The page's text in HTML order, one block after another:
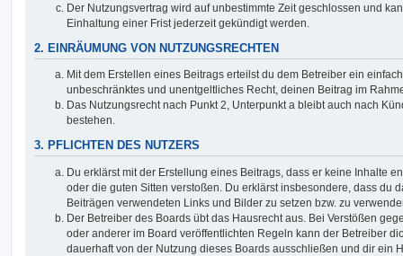
Der Nutzungsvertrag wird auf unbestimmte Zeit geschlossen und
Einhaltung einer Frist jederzeit gekündigt werden.
2. EINRÄUMUNG VON NUTZUNGSRECHTEN
Mit dem Erstellen eines Beitrags erteilst du dem Betreiber ein
unbeschränktes und unentgeltliches Recht, deinen Beitrag im
Das Nutzungsrecht nach Punkt 2, Unterpunkt a bleibt auch nach
bestehen.
3. PFLICHTEN DES NUTZERS
Du erklärst mit der Erstellung eines Beitrags, dass er keine Inhalte
oder die guten Sitten verstoßen. Du erklärst insbesondere, dass du
Beiträgen verwendeten Links und Bilder zu setzen bzw. zu
Der Betreiber des Boards übt das Hausrecht aus. Bei Verstößen
oder anderer im Board veröffentlichten Regeln kann der Betreiber
dauerhaft von der Nutzung dieses Boards ausschließen und dir ein